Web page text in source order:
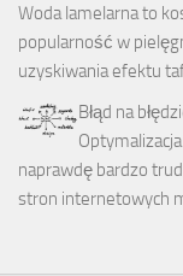
Woda lamelarna to
popularność w
uzyskiwania efektu
Błąd na
naprawdę bardzo
stron internetowych